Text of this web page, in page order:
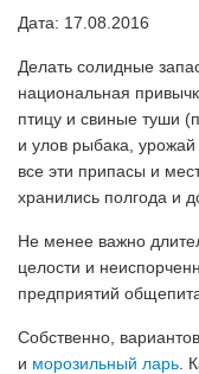
Дата: 17.08.2016
Делать солидные
национальная
птицу и свиные туши
и улов рыбака,
все эти припасы и
хранились полгода и
Не менее важно
целости и
предприятий
Собственно,
и морозильный ларь .